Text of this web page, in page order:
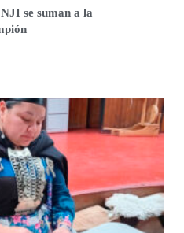
se suman a la